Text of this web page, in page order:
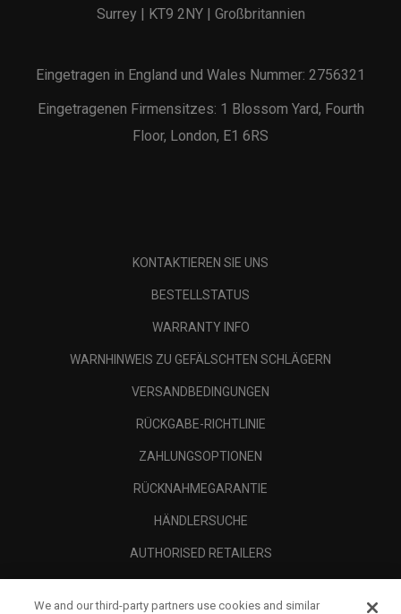
Surrey | KT9 2NY | Großbritannien
Eingetragen in England und Wales Nummer: 2756321
Eingetragenen Firmensitzes: 1 Blossom Yard, Fourth
Floor, London, E1 6RS
KONTAKTIEREN SIE UNS
BESTELLSTATUS
WARRANTY INFO
WARNHINWEIS ZU GEFÄLSCHTEN SCHLÄGERN
VERSANDBEDINGUNGEN
RÜCKGABE-RICHTLINIE
ZAHLUNGSOPTIONEN
RÜCKNAHMEGARANTIE
HÄNDLERSUCHE
AUTHORISED RETAILERS
We and our third-party partners use cookies and similar